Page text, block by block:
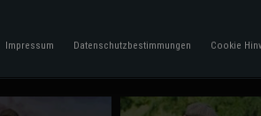
Impressum Datenschutzbestimmungen Cookie